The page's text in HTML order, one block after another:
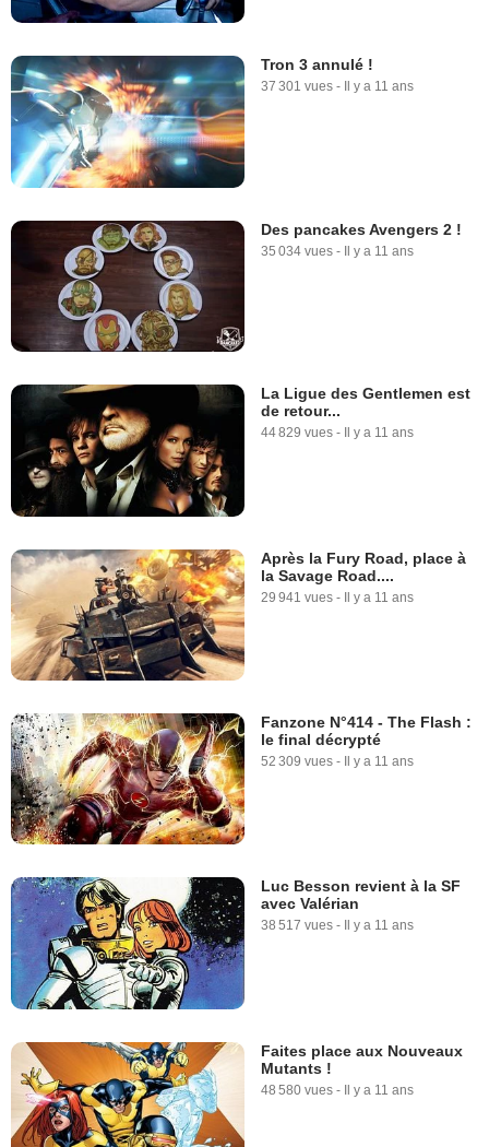
Tron 3 annulé !
37 301 vues - Il y a 11 ans
Des pancakes Avengers 2 !
35 034 vues - Il y a 11 ans
La Ligue des Gentlemen est
de retour...
44 829 vues - Il y a 11 ans
Après la Fury Road, place à
la Savage Road....
29 941 vues - Il y a 11 ans
Fanzone N°414 - The Flash :
le final décrypté
52 309 vues - Il y a 11 ans
Luc Besson revient à la SF
avec Valérian
38 517 vues - Il y a 11 ans
Faites place aux Nouveaux
Mutants !
48 580 vues - Il y a 11 ans